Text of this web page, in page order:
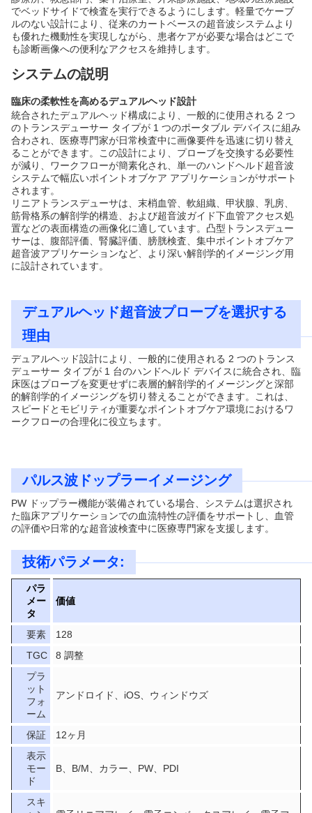
でベッドサイドで検査を実行できるようにします。軽量でケーブ
ルのない設計により、従来のカートベースの超音波システムより
も優れた機動性を実現しながら、患者ケアが必要な場合はどこで
も診断画像への便利なアクセスを維持します。
システムの説明
臨床の柔軟性を高めるデュアルヘッド設計
統合されたデュアルヘッド構成により、一般的に使用される 2 つ
のトランスデューサー タイプが 1 つのポータブル デバイスに組み
合わされ、医療専門家が日常検査中に画像要件を迅速に切り替え
ることができます。この設計により、プローブを交換する必要性
が減り、ワークフローが簡素化され、単一のハンドヘルド超音波
システムで幅広いポイントオブケア アプリケーションがサポート
されます。
リニアトランスデューサは、末梢血管、軟組織、甲状腺、乳房、
筋骨格系の解剖学的構造、および超音波ガイド下血管アクセス処
置などの表面構造の画像化に適しています。凸型トランスデュー
サーは、腹部評価、腎臓評価、膀胱検査、集中ポイントオブケア
超音波アプリケーションなど、より深い解剖学的イメージング用
に設計されています。
デュアルヘッド超音波プローブを選択する
理由
デュアルヘッド設計により、一般的に使用される 2 つのトランス
デューサー タイプが 1 台のハンドヘルド デバイスに統合され、臨
床医はプローブを変更せずに表層的解剖学的イメージングと深部
的解剖学的イメージングを切り替えることができます。これは、
スピードとモビリティが重要なポイントオブケア環境におけるワ
ークフローの合理化に役立ちます。
パルス波ドップラーイメージング
PW ドップラー機能が装備されている場合、システムは選択され
た臨床アプリケーションでの血流特性の評価をサポートし、血管
の評価や日常的な超音波検査中に医療専門家を支援します。
技術パラメータ:
パラ
メー
タ
価値
要素
128
TGC
8 調整
プラ
ット
フォ
ーム
アンドロイド、iOS、ウィンドウズ
保証
12ヶ月
表示
モー
ド
B、B/M、カラー、PW、PDI
スキ